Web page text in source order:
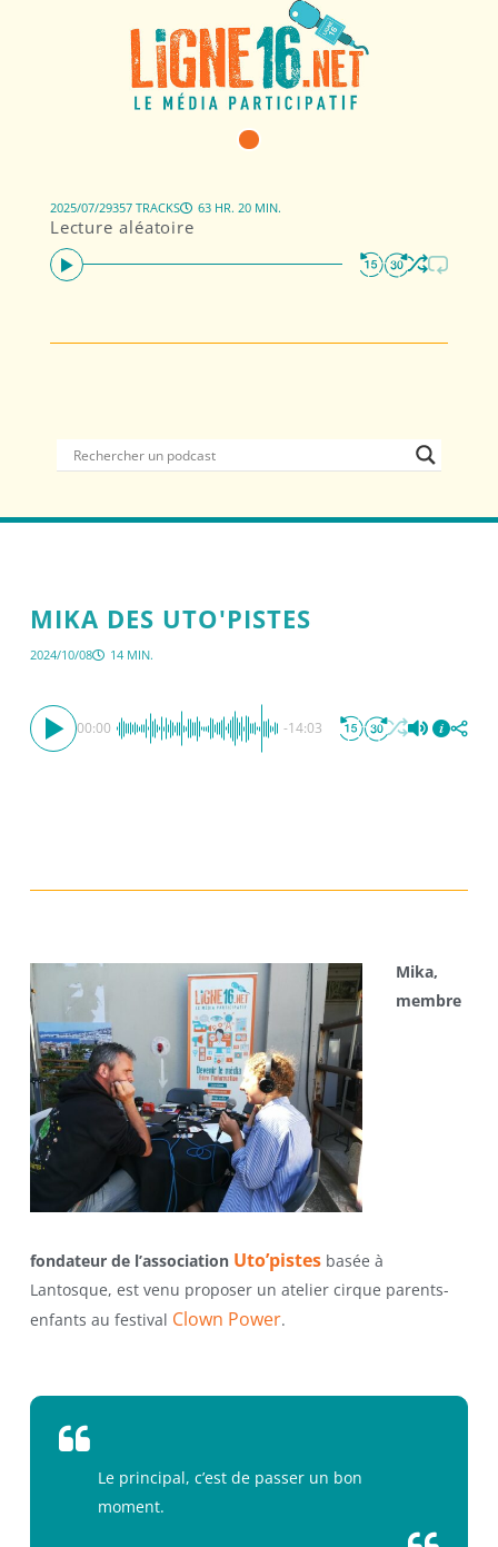
Lecture aléatoire
2025/07/29357 TRACKS 63 HR. 20 MIN.
MIKA DES UTO'PISTES
2024/10/08 14 MIN.
00:00 -14:03
Mika,
membre
fondateur de l’association Uto’pistesbasée à
Lantosque, est venu proposer un atelier cirque parents-
enfants au festival Clown Power.
Le principal, c’est de passer un bon
moment.